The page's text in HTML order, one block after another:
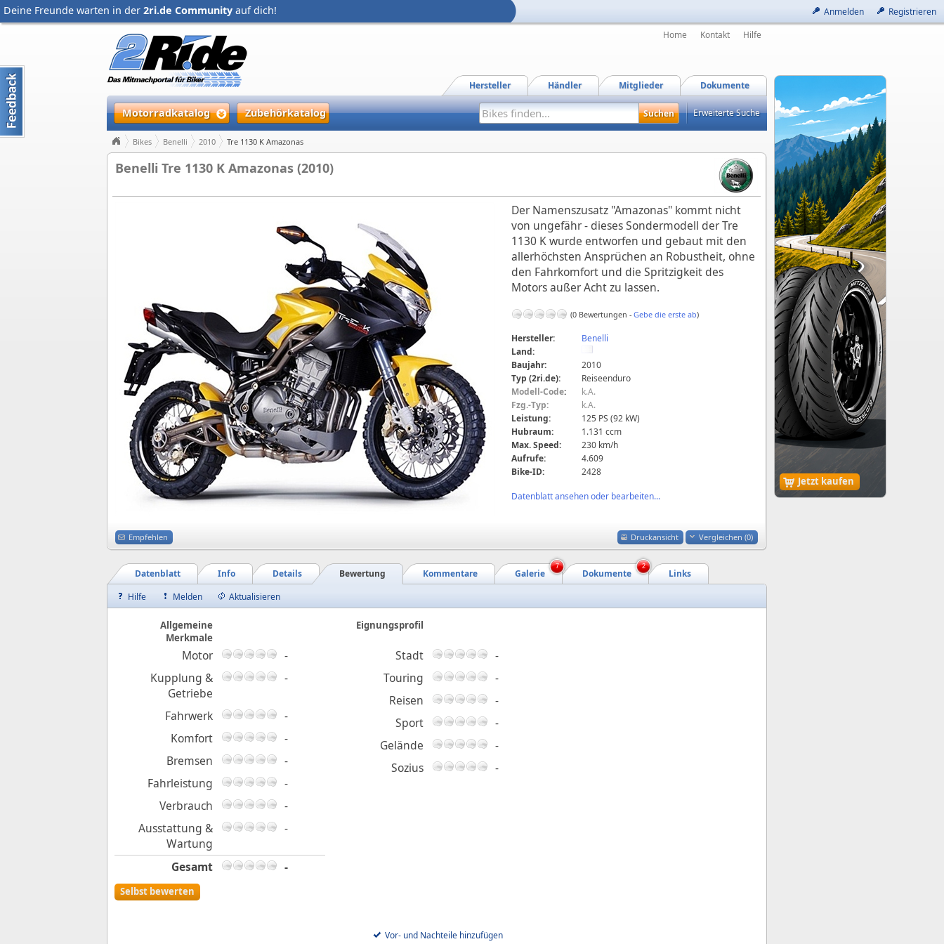
Anmelden Registrieren
Deine Freunde warten in der 2ri.de Community auf dich!
Jetzt kaufen
Home Kontakt Hilfe
Dokumente
Mitglieder
Händler
Hersteller
Motorradkatalog Zubehörkatalog Erweiterte Suche
Bikes Benelli 2010 Tre 1130 K Amazonas
Benelli Tre 1130 K Amazonas (2010)
Der Namenszusatz "Amazonas" kommt nicht
von ungefähr - dieses Sondermodell der Tre
1130 K wurde entworfen und gebaut mit den
allerhöchsten Ansprüchen an Robustheit, ohne
den Fahrkomfort und die Spritzigkeit des
Motors außer Acht zu lassen.
(0 Bewertungen - Gebe die erste ab)
Hersteller:
Benelli
Land:
Baujahr:
2010
Typ (2ri.de):
Reiseenduro
Modell-Code:
k.A.
Fzg.-Typ:
k.A.
Leistung:
125 PS (92 kW)
Hubraum:
1.131 ccm
Max. Speed:
230 km/h
Aufrufe:
4.609
Bike-ID:
2428
Datenblatt ansehen oder bearbeiten...
Druckansicht Vergleichen (0)
Empfehlen
Links
Dokumente
Galerie
Kommentare
Bewertung
Details
Info
Datenblatt
7 2
Hilfe Melden Aktualisieren
Allgemeine
Merkmale
Eignungsprofil
Motor
-
Kupplung &
Getriebe
-
Fahrwerk
-
Komfort
-
Bremsen
-
Fahrleistung
-
Verbrauch
-
Ausstattung &
Wartung
-
Gesamt -
Stadt
-
Touring
-
Reisen
-
Sport
-
Gelände
-
Sozius
-
Selbst bewerten
Vor- und Nachteile hinzufügen